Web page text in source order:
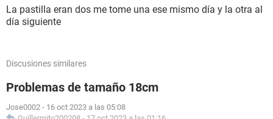
La pastilla eran dos me tome una ese mismo día y la otra al
día siguiente
Discusiones similares
Problemas de tamaño 18cm
Jose0002 - 16 oct 2023 a las 05:08